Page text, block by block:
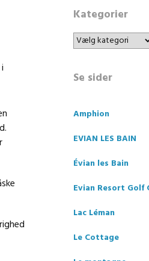
Kategorier
Kategorier
Se sider
Amphion
EVIAN LES BAIN
Évian les Bain
Evian Resort Golf
Lac Léman
Le Cottage